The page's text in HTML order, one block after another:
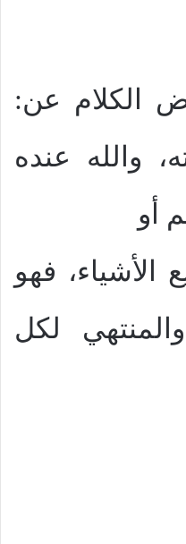
الكلام عن:
والله عنده
أو
الأشياء، فهو
والمنتهي لكل